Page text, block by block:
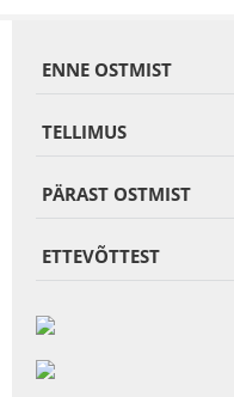
ENNE OSTMIST
TELLIMUS
PÄRAST OSTMIST
ETTEVÕTTEST